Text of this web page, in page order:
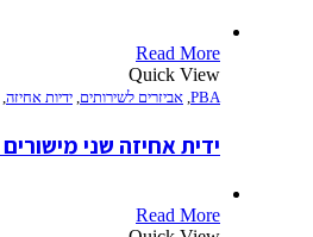
Read More
Quick View
PBA אביזרים לשירותים ידיות אחיזה
ידית אחיזה שני מישורים PP422/S
Read More